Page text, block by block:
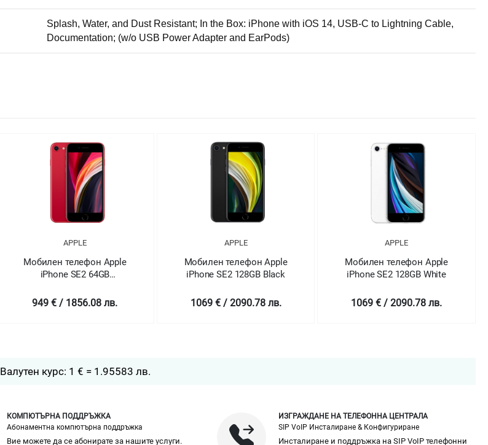
Splash, Water, and Dust Resistant; In the Box: iPhone with iOS 14, USB-C to Lightning Cable,
Documentation; (w/o USB Power Adapter and EarPods)
APPLE
Мобилен телефон Apple
iPhone SE2 128GB Black
1069 € / 2090.78 лв.
APPLE
Мобилен телефон Apple
iPhone SE2 128GB White
1069 € / 2090.78 лв.
APPLE
Мобилен телефон Apple
iPhone SE2 128GB
1069 € / 2090.78 лв.
Валутен курс: 1 € = 1.95583 лв.
КОМПЮТЪРНА ПОДДРЪЖКА
Абонаментна компютърна поддръжка
Вие можете да се абонирате за нашите услуги.
ИЗГРАЖДАНЕ НА ТЕЛЕФОННА ЦЕНТРАЛА
SIP VoIP Инсталиране & Конфигуриране
Инсталиране и поддръжка на SIP VoIP телефонни